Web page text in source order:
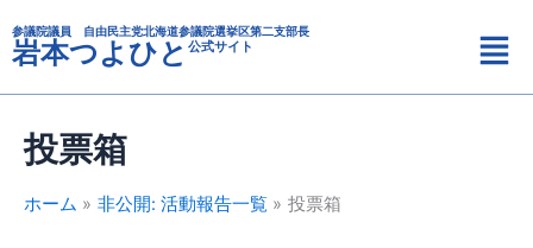
容
を
ス
参議院議員 自由民主党北海道参議院選挙区第二支部長
岩本つよひと 公式サイト
メ
ニ
ュ
投票箱
ホーム 非公開: 活動報告一覧 投票箱
テ
ゴ